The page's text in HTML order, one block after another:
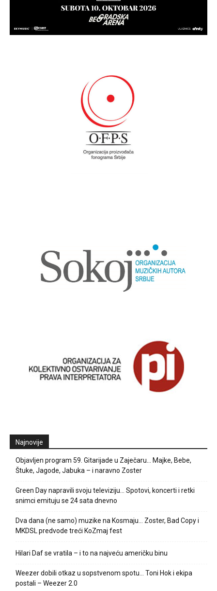
Najnovije
Objavljen program 59. Gitarijade u Zaječaru… Majke, Bebe,
Štuke, Jagode, Jabuka – i naravno Zoster
Green Day napravili svoju televiziju… Spotovi, koncerti i retki
snimci emituju se 24 sata dnevno
Dva dana (ne samo) muzike na Kosmaju… Zoster, Bad Copy i
MKDSL predvode treći KoZmaj fest
Hilari Daf se vratila – i to na najveću američku binu
Weezer dobili otkaz u sopstvenom spotu… Toni Hok i ekipa
postali – Weezer 2.0